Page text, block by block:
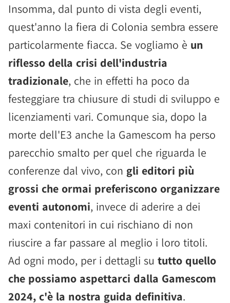
Insomma, dal punto di vista degli eventi,
quest'anno la fiera di Colonia sembra essere
particolarmente fiacca. Se vogliamo è un
riflesso della crisi dell'industria
tradizionale, che in effetti ha poco da
festeggiare tra chiusure di studi di sviluppo e
licenziamenti vari. Comunque sia, dopo la
morte dell'E3 anche la Gamescom ha perso
parecchio smalto per quel che riguarda le
conferenze dal vivo, con gli editori più
grossi che ormai preferiscono organizzare
eventi autonomi, invece di aderire a dei
maxi contenitori in cui rischiano di non
riuscire a far passare al meglio i loro titoli.
Ad ogni modo, per i dettagli su tutto quello
che possiamo aspettarci dalla Gamescom
2024, c'è la nostra guida definitiva.